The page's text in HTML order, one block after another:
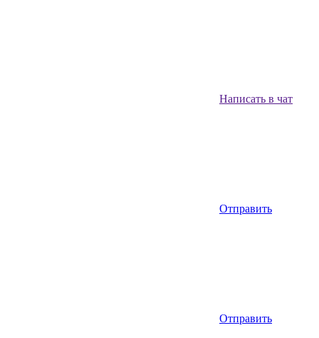
Написать в чат
Отправить
Отправить